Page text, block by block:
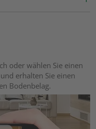
oder wählen Sie einen
erhalten Sie einen
Bodenbelag.